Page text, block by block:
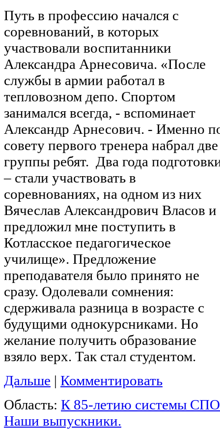
Путь в профессию начался с
соревнований, в которых
участвовали воспитанники
Александра Арнесовича. «После
службы в армии работал в
тепловозном депо. Спортом
занимался всегда, - вспоминает
Александр Арнесович. - Именно
совету первого тренера набрал две
группы ребят. Два года
– стали участвовать в
соревнованиях, на одном из них
Вячеслав Александрович Власов и
предложил мне поступить в
Котласское педагогическое
училище». Предложение
преподавателя было принято не
сразу. Одолевали сомнения:
сдерживала разница в возрасте с
будущими однокурсниками. Но
желание получить образование
взяло верх. Так стал студентом.
Дальше | Комментировать
Область: К 85-летию системы
Наши выпускники.